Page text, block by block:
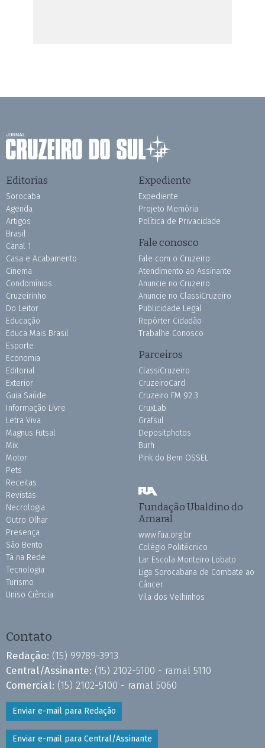
Editorias
Sorocaba
Agenda
Artigos
Brasil
Canal 1
Casa e Acabamento
Cinema
Condomínios
Cruzeirinho
Do Leitor
Educação
Educa Mais Brasil
Esporte
Economia
Editorial
Exterior
Guia Saúde
Informação Livre
Letra Viva
Magnus Futsal
Mix
Motor
Pets
Receitas
Revistas
Necrologia
Outro Olhar
Presença
São Bento
Tá na Rede
Tecnologia
Turismo
Uniso Ciência
Expediente
Expediente
Projeto Memória
Política de Privacidade
Fale conosco
Fale com o Cruzeiro
Atendimento ao Assinante
Anuncie no Cruzeiro
Anuncie no ClassiCruzeiro
Publicidade Legal
Repórter Cidadão
Trabalhe Conosco
Parceiros
ClassiCruzeiro
CruzeiroCard
Cruzeiro FM 92.3
CruxLab
Grafsul
Depositphotos
Burh
Pink do Bem OSSEL
Fundação Ubaldino do
Amaral
www.fua.org.br
Colégio Politécnico
Lar Escola Monteiro Lobato
Liga Sorocabana de Combate ao
Câncer
Vila dos Velhinhos
Contato
Redação: (15) 99789-3913
Central/Assinante: (15) 2102-5100 - ramal 5110
Comercial: (15) 2102-5100 - ramal 5060
Enviar e-mail para Redação
Enviar e-mail para Central/Assinante